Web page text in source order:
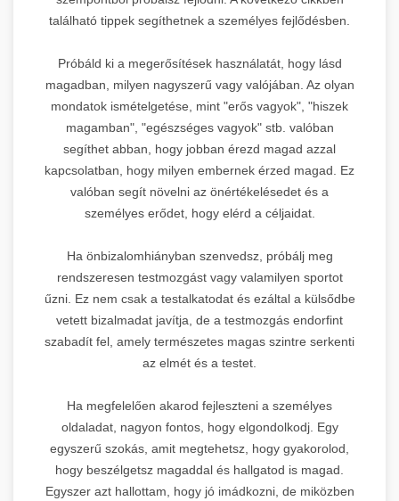
található tippek segíthetnek a személyes fejlődésben.
Próbáld ki a megerősítések használatát, hogy lásd
magadban, milyen nagyszerű vagy valójában. Az olyan
mondatok ismételgetése, mint "erős vagyok", "hiszek
magamban", "egészséges vagyok" stb. valóban
segíthet abban, hogy jobban érezd magad azzal
kapcsolatban, hogy milyen embernek érzed magad. Ez
valóban segít növelni az önértékelésedet és a
személyes erődet, hogy elérd a céljaidat.
Ha önbizalomhiányban szenvedsz, próbálj meg
rendszeresen testmozgást vagy valamilyen sportot
űzni. Ez nem csak a testalkatodat és ezáltal a külsődbe
vetett bizalmadat javítja, de a testmozgás endorfint
szabadít fel, amely természetes magas szintre serkenti
az elmét és a testet.
Ha megfelelően akarod fejleszteni a személyes
oldaladat, nagyon fontos, hogy elgondolkodj. Egy
egyszerű szokás, amit megtehetsz, hogy gyakorolod,
hogy beszélgetsz magaddal és hallgatod is magad.
Egyszer azt hallottam, hogy jó imádkozni, de miközben